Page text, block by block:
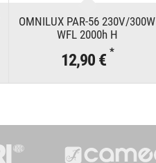
OMNILUX PAR-56 230V/300W
WFL 2000h H
12,90 € *